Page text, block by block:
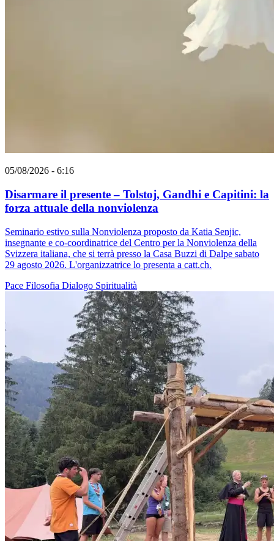
05/08/2026 - 6:16
Disarmare il presente – Tolstoj, Gandhi e Capitini: la
forza attuale della nonviolenza
Seminario estivo sulla Nonviolenza proposto da Katia Senjic,
insegnante e co-coordinatrice del Centro per la Nonviolenza della
Svizzera italiana, che si terrà presso la Casa Buzzi di Dalpe sabato
29 agosto 2026. L'organizzatrice lo presenta a catt.ch.
Pace Filosofia Dialogo Spiritualità